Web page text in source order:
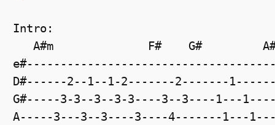
Intro:
A#m              F#    G#
D#------2--1--1-2-------2-------
G#-----3-3--3--3-3----3--3----1---
A-----3---3--3----3----4-------1---